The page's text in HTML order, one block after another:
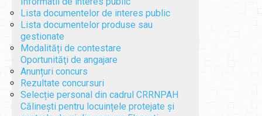
Lista documentelor de interes public
Lista documentelor produse sau
gestionate
Modalități de contestare
Oportunităţi de angajare
Anunțuri concurs
Rezultate concursuri
Selecție personal din cadrul CRRNPAH
Călinești pentru locuințele protejate și